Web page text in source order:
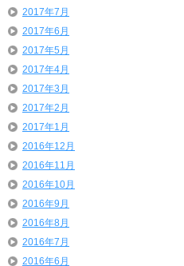
2017年7月
2017年6月
2017年5月
2017年4月
2017年3月
2017年2月
2017年1月
2016年12月
2016年11月
2016年10月
2016年9月
2016年8月
2016年7月
2016年6月